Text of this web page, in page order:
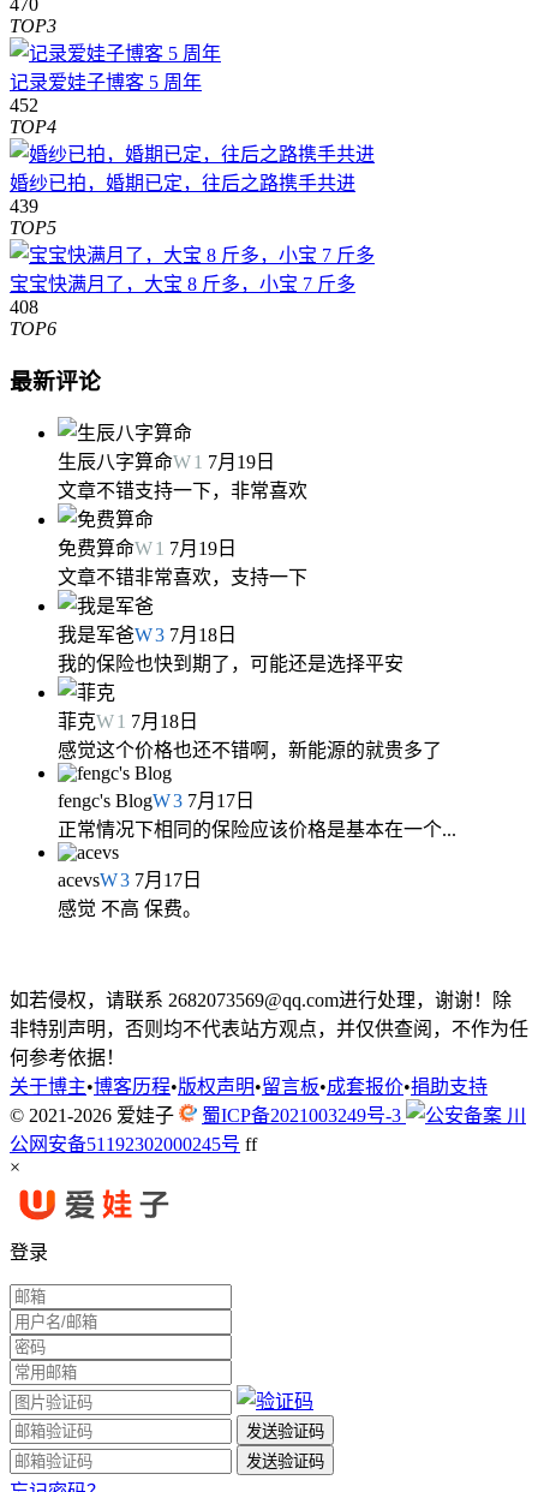
TOP3
记录爱娃子博客 5 周年
452
TOP4
婚纱已拍，婚期已定，往后之路携手共进
439
TOP5
宝宝快满月了，大宝 8 斤多，小宝 7 斤多
408
TOP6
最新评论
生辰八字算命W1 7月19日
文章不错支持一下，非常喜欢
免费算命W1 7月19日
文章不错非常喜欢，支持一下
我是军爸W3 7月18日
我的保险也快到期了，可能还是选择平安
菲克W1 7月18日
感觉这个价格也还不错啊，新能源的就贵多了
fengc's BlogW3 7月17日
正常情况下相同的保险应该价格是基本在一个...
acevsW3 7月17日
感觉 不高 保费。
如若侵权，请联系 2682073569@qq.com进行处理，谢谢！除
非特别声明，否则均不代表站方观点，并仅供查阅，不作为任
何参考依据！
关于博主•博客历程•版权声明•留言板•成套报价•捐助支持
© 2021-2026 爱娃子 蜀ICP备2021003249号-3
川
公网安备51192302000245号 ff
×
登录